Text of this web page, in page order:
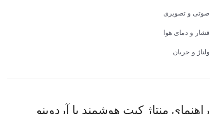
صوتی و تصویری
فشار و دمای هوا
ولتاژ و جریان
‫راهنمای منتاژ کیت هوشمند با آردوینو